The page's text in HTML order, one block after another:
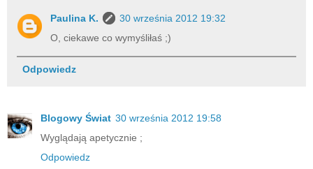
Paulina K.
30 września 2012 19:32
O, ciekawe co wymyśliłaś ;)
Odpowiedz
Blogowy Świat 30 września 2012 19:58
Wyglądają apetycznie ;
Odpowiedz